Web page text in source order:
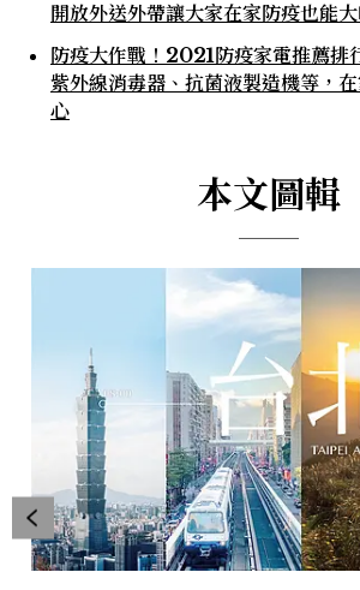
開放外送外帶讓大家在家防疫也能
防疫大作戰！2021防疫家電推薦排
紫外線消毒器、抗菌液製造機等，
心
本文圖輯